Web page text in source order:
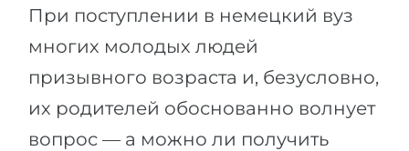
Подготовка к вузу
Подготовка к штудиенколлег
Специальные курсы
Математика
Портфолио
Колледжа
IB-Diploma
1 курса
При поступлении в немецкий вуз
многих молодых людей
призывного возраста и, безусловно,
их родителей обоснованно волнует
вопрос — а можно ли получить